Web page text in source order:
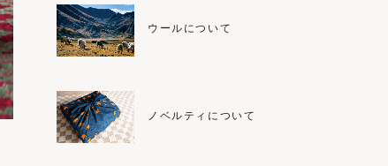
ウールについて
ノベルティについて